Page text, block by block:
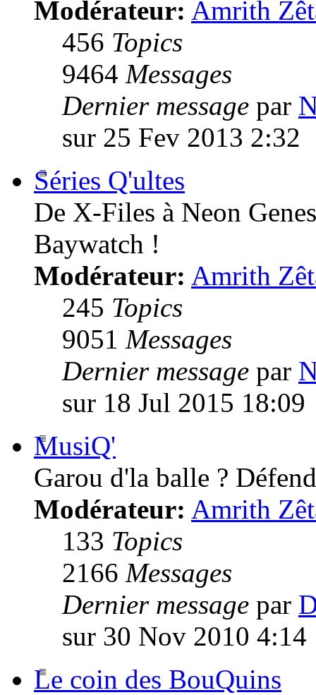
Modérateur: Amrith
456 Topics
9464 Messages
Dernier message par
sur 25 Fev 2013 2:32
Séries Q'ultes
De X-Files à Neon
Baywatch !
Modérateur: Amrith
245 Topics
9051 Messages
Dernier message par
sur 18 Jul 2015 18:09
MusiQ'
Garou d'la balle ?
Modérateur: Amrith
133 Topics
2166 Messages
Dernier message par
sur 30 Nov 2010 4:14
Le coin des BouQuins